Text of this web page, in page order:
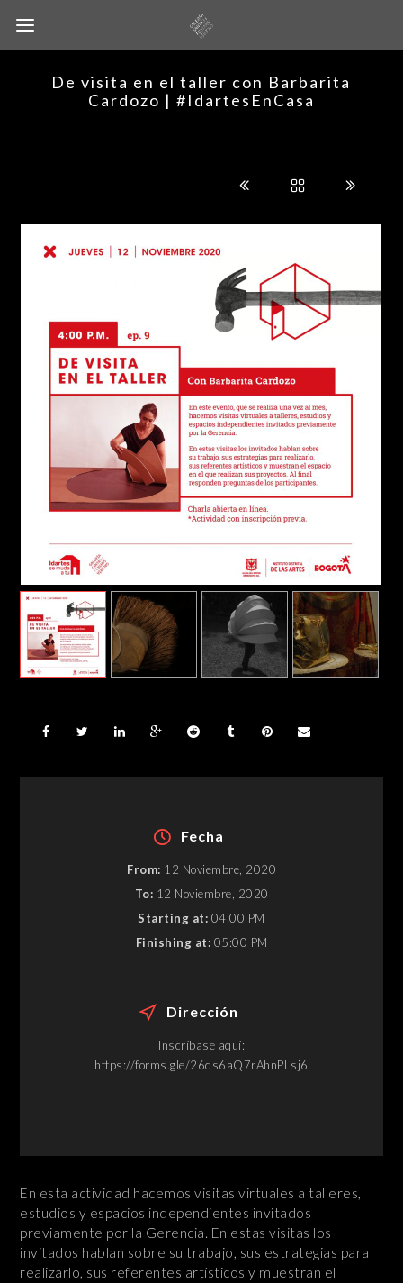
De visita en el taller con Barbarita
Cardozo | #IdartesEnCasa
Fecha
From: 12 Noviembre, 2020
To: 12 Noviembre, 2020
Starting at: 04:00 PM
Finishing at: 05:00 PM
Dirección
Inscríbase aquí:
https://forms.gle/26ds6aQ7rAhnPLsj6
En esta actividad hacemos visitas virtuales a talleres,
estudios y espacios independientes invitados
previamente por la Gerencia. En estas visitas los
invitados hablan sobre su trabajo, sus estrategias para
realizarlo, sus referentes artísticos y muestran el